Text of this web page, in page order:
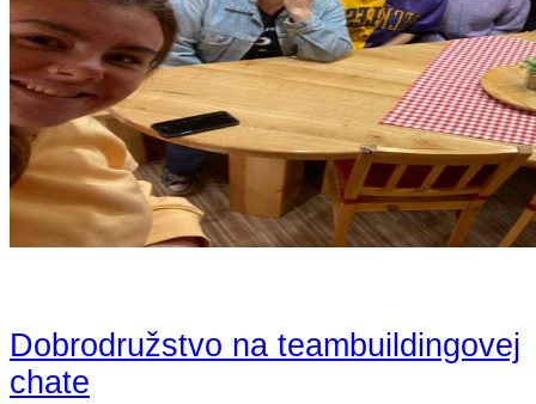
Dobrodružstvo na teambuildingovej
chate